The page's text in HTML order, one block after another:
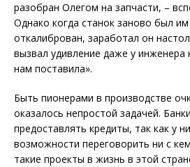
разобран Олегом на зап­части, –
Однако когда станок заново был
откалиброван, заработал он
вызвал удивление даже у инженера
нам поставила».
Быть пионерами в производстве
оказалось непростой задачей.
предоставлять кредиты, так как у
возможности переговорить ни с
такие проекты в жизнь в этой